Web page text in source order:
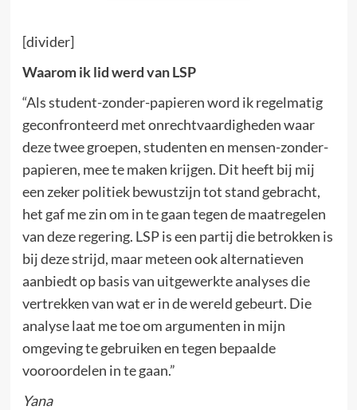
[divider]
Waarom ik lid werd van LSP
“Als student-zonder-papieren word ik regelmatig
geconfronteerd met onrechtvaardigheden waar
deze twee groepen, studenten en mensen-zonder-
papieren, mee te maken krijgen. Dit heeft bij mij
een zeker politiek bewustzijn tot stand gebracht,
het gaf me zin om in te gaan tegen de maatregelen
van deze regering. LSP is een partij die betrokken is
bij deze strijd, maar meteen ook alternatieven
aanbiedt op basis van uitgewerkte analyses die
vertrekken van wat er in de wereld gebeurt. Die
analyse laat me toe om argumenten in mijn
omgeving te gebruiken en tegen bepaalde
vooroordelen in te gaan.”
Yana